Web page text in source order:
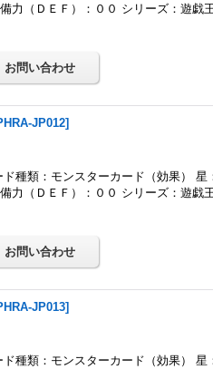
力（ＤＥＦ）：００ シリーズ：遊戯
JP012]
種類：モンスターカード（効果） 星
力（ＤＥＦ）：００ シリーズ：遊戯
JP013]
種類：モンスターカード（効果） 星